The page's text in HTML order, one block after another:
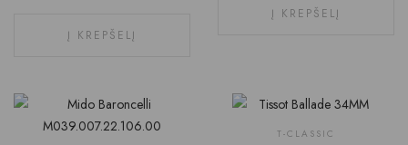
Į KREPŠELĮ
Į KREPŠELĮ
T-CLASSIC